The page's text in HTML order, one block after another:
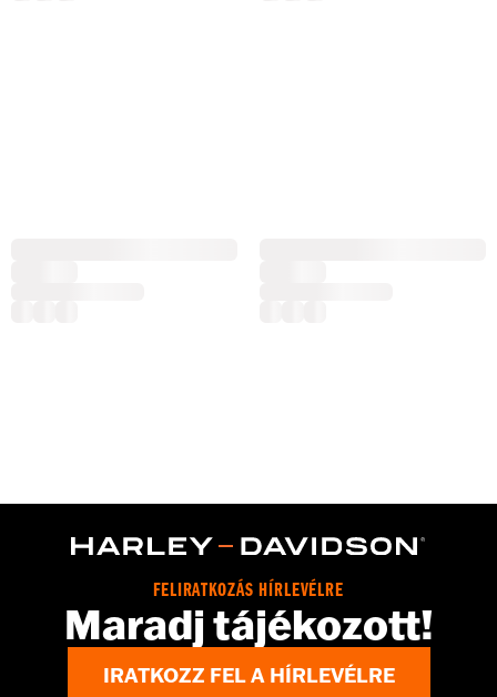
FELIRATKOZÁS HÍRLEVÉLRE
Maradj tájékozott!
IRATKOZZ FEL A HÍRLEVÉLRE